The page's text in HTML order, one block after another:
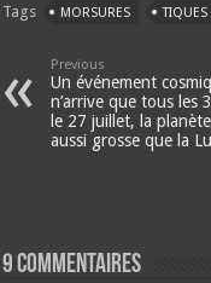
Tags MORSURES TIQUES
Previous
Un événement
n’arrive que tous les
le 27 juillet, la
aussi grosse que la
9 Commentaires